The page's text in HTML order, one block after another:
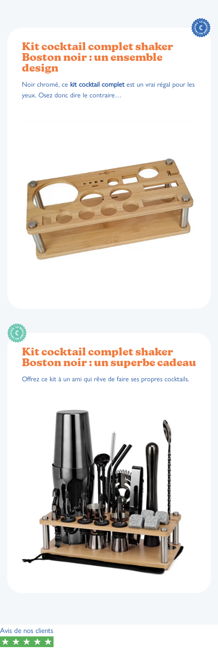
Kit cocktail complet shaker
Boston noir : un ensemble
design
Noir chromé, ce kit cocktail complet est un vrai régal pour les
yeux. Osez donc dire le contraire…
Kit cocktail complet shaker
Boston noir : un superbe cadeau
Offrez ce kit à un ami qui rêve de faire ses propres cocktails.
Avis de nos clients